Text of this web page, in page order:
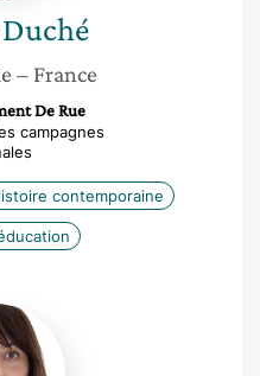
Duché
– France
De Rue
campagnes
contemporaine